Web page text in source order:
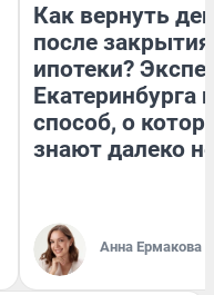
Как вернуть
после закрытия
ипотеки?
Екатеринбурга
способ, о
знают далеко
Анна Ермакова